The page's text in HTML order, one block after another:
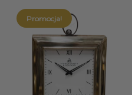
Promocja!